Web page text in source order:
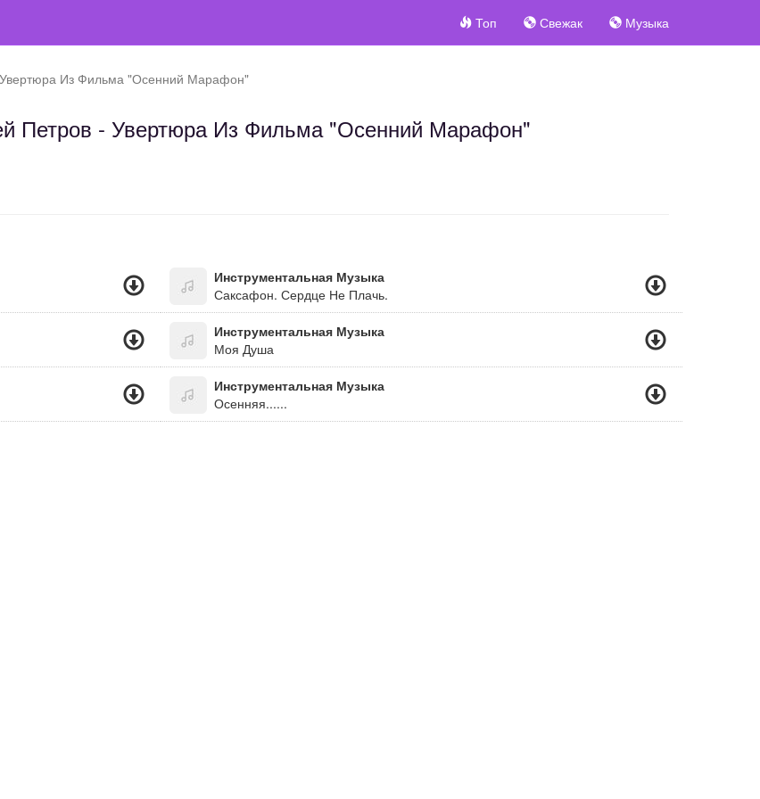
Топ Свежак Музыка
Из Фильма "Осенний Марафон"
Петров - Увертюра Из Фильма "Осенний Марафон"
Инструментальная Музыка
Саксафон. Сердце Не Плачь.
Инструментальная Музыка
Моя Душа
Инструментальная Музыка
Осенняя......